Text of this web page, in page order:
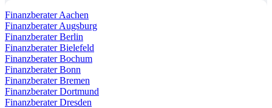
Finanzberater Aachen
Finanzberater Augsburg
Finanzberater Berlin
Finanzberater Bielefeld
Finanzberater Bochum
Finanzberater Bonn
Finanzberater Bremen
Finanzberater Dortmund
Finanzberater Dresden